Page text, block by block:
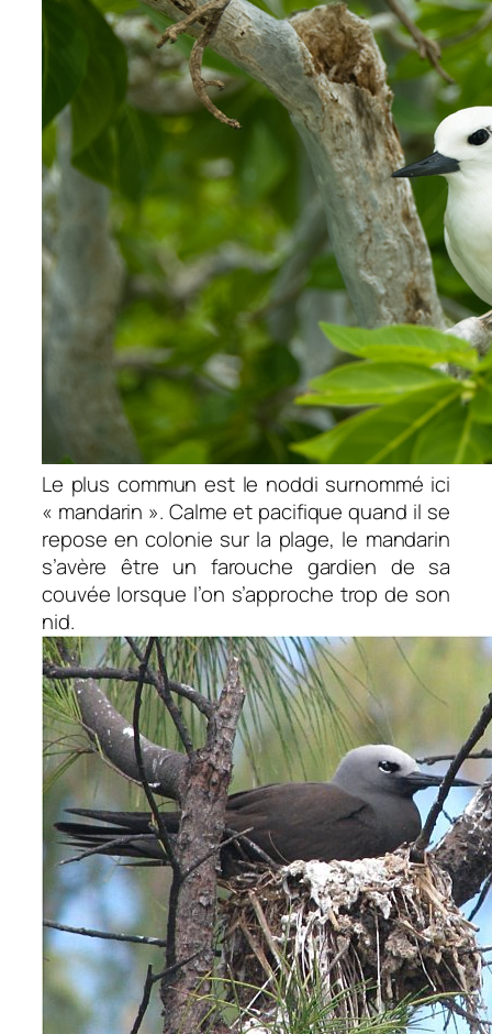
Le plus commun est le noddi surnommé ici
« mandarin ». Calme et pacifique quand il se
repose en colonie sur la plage, le mandarin
s’avère être un farouche gardien de sa
couvée lorsque l’on s’approche trop de son
nid.